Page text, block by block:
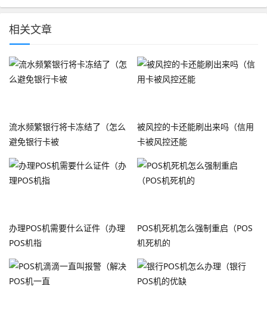
相关文章
流水频繁银行将卡冻结了（怎么
避免银行卡被
被风控的卡还能刷出来吗（信用
卡被风控还能
办理POS机需要什么证件（办理
POS机指
POS机死机怎么强制重启（POS
机死机的